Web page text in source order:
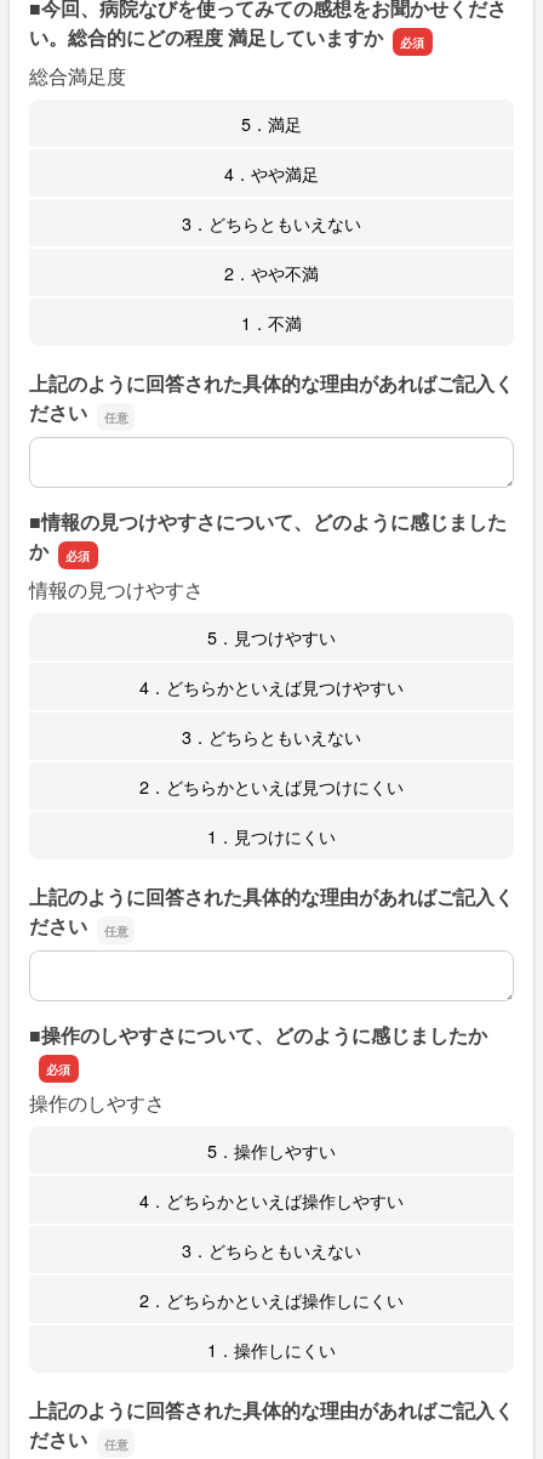
■今回、病院なびを使ってみての感想をお聞かせくださ
い。総合的にどの程度 満足していますか
総合満足度
5．満足
4．やや満足
3．どちらともいえない
2．やや不満
1．不満
上記のように回答された具体的な理由があればご記入く
ださい
上記のように回答された具体的な理由があればご記入くだ
■情報の見つけやすさについて、どのように感じました
か
情報の見つけやすさ
5．見つけやすい
4．どちらかといえば見つけやすい
3．どちらともいえない
2．どちらかといえば見つけにくい
1．見つけにくい
上記のように回答された具体的な理由があればご記入く
ださい
上記のように回答された具体的な理由があればご記入くだ
■操作のしやすさについて、どのように感じましたか
操作のしやすさ
5．操作しやすい
4．どちらかといえば操作しやすい
3．どちらともいえない
2．どちらかといえば操作しにくい
1．操作しにくい
上記のように回答された具体的な理由があればご記入く
ださい